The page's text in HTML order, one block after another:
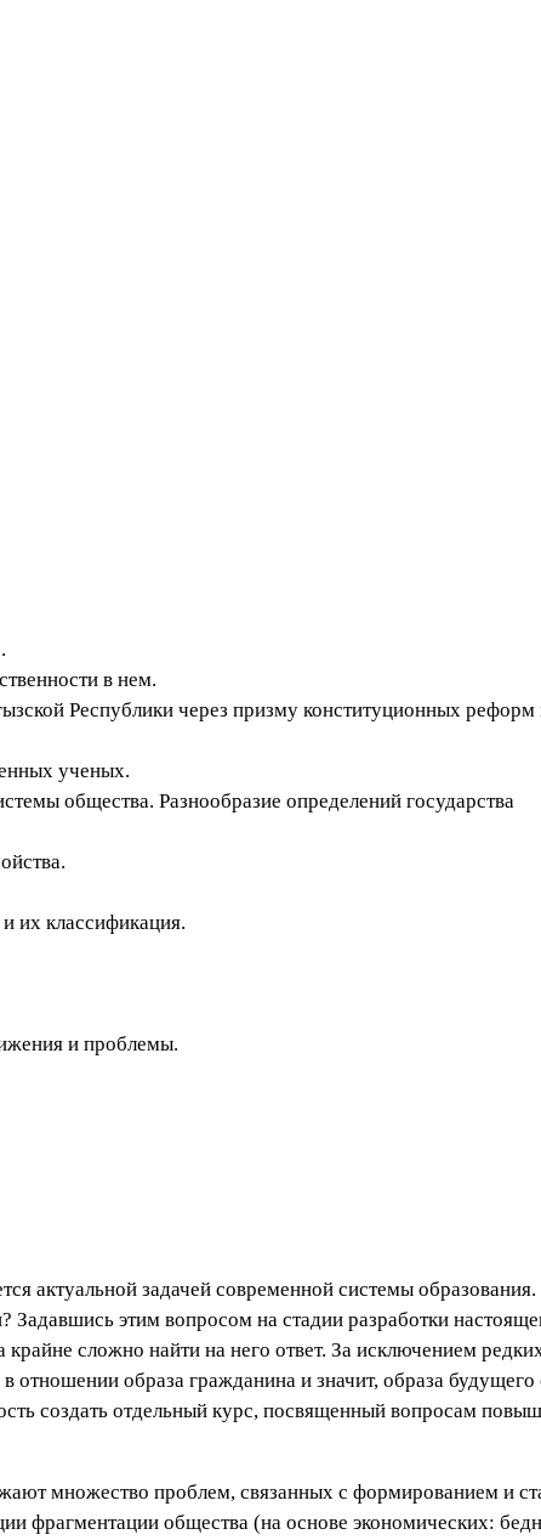
в нем.
Республики через призму конституционных
ученых.
общества. Разнообразие определений государства
их классификация.
и проблемы.
актуальной задачей современной системы
этим вопросом на стадии разработки
сложно найти на него ответ. За исключением
образа гражданина и значит, образа будущего
создать отдельный курс, посвященный вопросам
множество проблем, связанных с формированием и
фрагментации общества (на основе экономических: